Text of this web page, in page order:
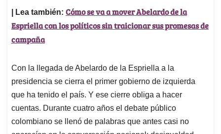
| Lea también: Cómo se va a mover Abelardo de la
Espriella con los políticos sin traicionar sus promesas de
campaña
Con la llegada de Abelardo de la Espriella a la
presidencia se cierra el primer gobierno de izquierda
que ha tenido el país. Y ese cierre obliga a hacer
cuentas. Durante cuatro años el debate público
colombiano se llenó de palabras que antes casi no